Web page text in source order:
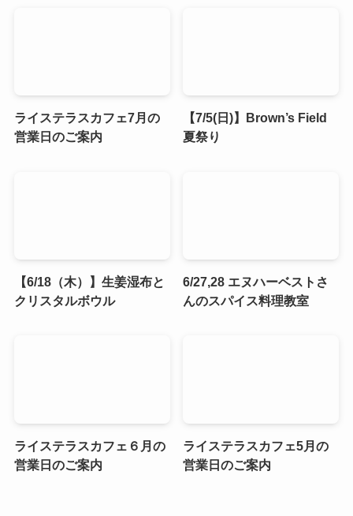
ライステラスカフェ7月の
営業日のご案内
【7/5(日)】Brown’s Field
夏祭り
【6/18（木）】生姜湿布と
クリスタルボウル
6/27,28 エヌハーベストさ
んのスパイス料理教室
ライステラスカフェ６月の
営業日のご案内
ライステラスカフェ5月の
営業日のご案内